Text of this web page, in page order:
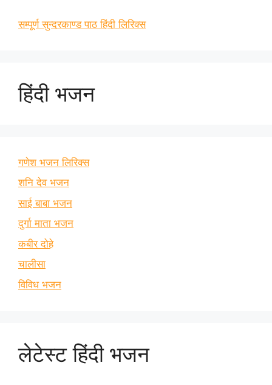
सम्पूर्ण सुन्दरकाण्ड पाठ हिंदी लिरिक्स
हिंदी भजन
गणेश भजन लिरिक्स
शनि देव भजन
साई बाबा भजन
दुर्गा माता भजन
कबीर दोहे
चालीसा
विविध भजन
लेटेस्ट हिंदी भजन